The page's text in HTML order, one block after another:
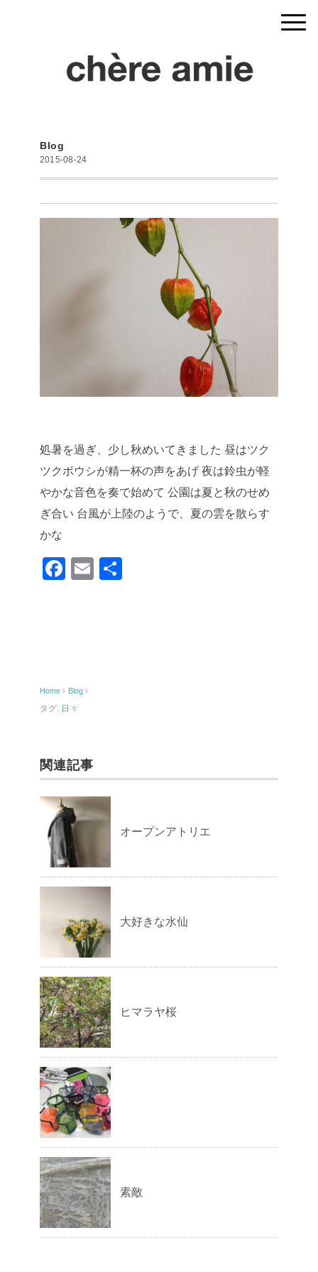
Blog
2015-08-24
処暑を過ぎ、少し秋めいてきました 昼はツク
ツクボウシが精一杯の声をあげ 夜は鈴虫が軽
やかな音色を奏で始めて 公園は夏と秋のせめ
ぎ合い 台風が上陸のようで、夏の雲を散らす
かな
F
o
o
E
Home › Blog ›
タグ: 日々
関連記事
オープンアトリエ
大好きな水仙
ヒマラヤ桜
素敵